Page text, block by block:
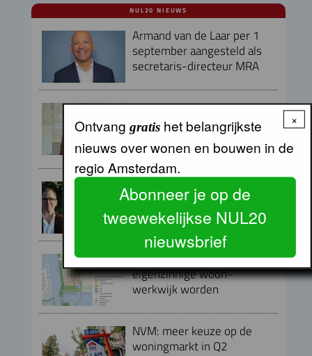
NUL20 NIEUWS
Armand van de Laar per 1
september aangesteld als
secretaris-directeur MRA
Peter Kranenburg nieuwe
directeur Financiën en
Bedrijfsvoering bij Lieven de
Key
Directieteam Eigen Haard
compleet met twee nieuwe
directeuren
Baaibuurt West moet
eigenzinnige woon-
werkwijk worden
NVM: meer keuze op de
woningmarkt in Q2
×
Ontvang gratishet belangrijkste
nieuws over wonen en bouwen in de
regio Amsterdam.
Abonneer je op de
tweewekelijkse NUL20
nieuwsbrief